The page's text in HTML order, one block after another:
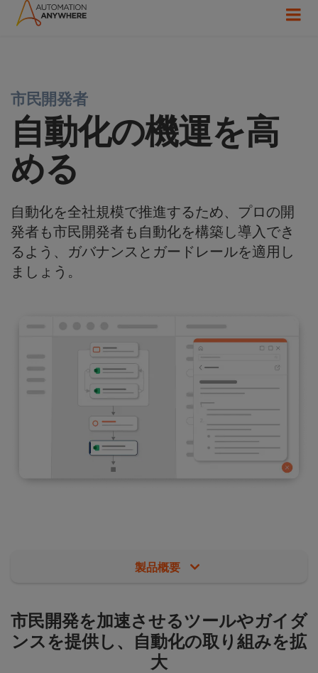
市民開発者
自動化の機運を高
める
自動化を全社規模で推進するため、プロの開
発者も市民開発者も自動化を構築し導入でき
るよう、ガバナンスとガードレールを適用し
ましょう。
製品概要
市民開発を加速させるツールやガイダ
ンスを提供し、自動化の取り組みを拡
大